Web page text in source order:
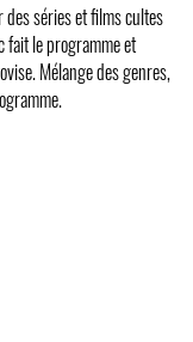
séries et films cultes
fait le programme et
Mélange des genres,